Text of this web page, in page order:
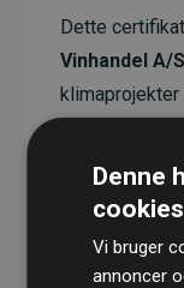
Dette
Vinhandel A/S
reducerende
dobbelt så
Alle
Denne
cookies
Vi bruger
annoncer